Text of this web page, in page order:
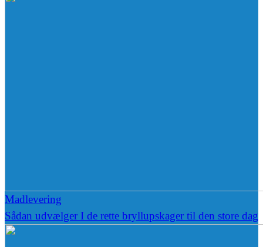
Madlevering
Sådan udvælger I de rette bryllupskager til den store dag